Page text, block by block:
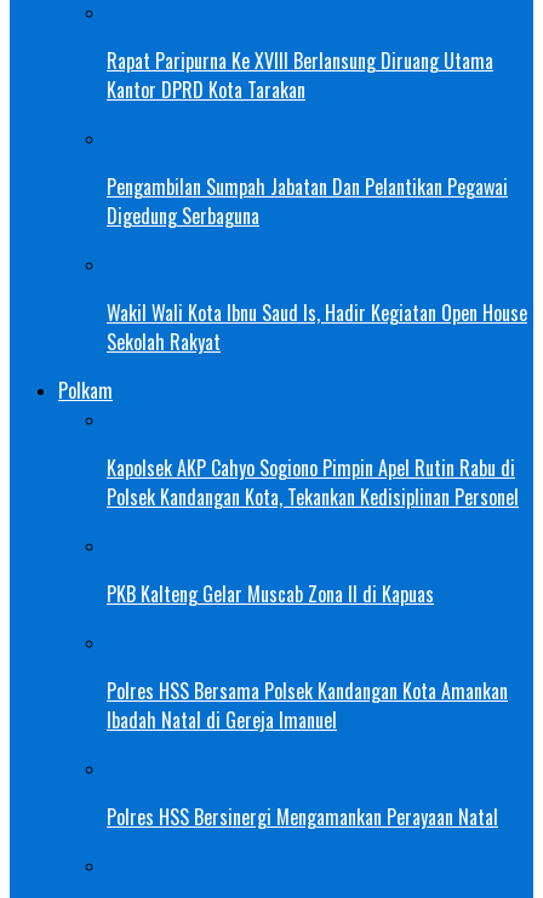
Rapat Paripurna Ke XVIII Berlansung Diruang Utama
Kantor DPRD Kota Tarakan
Pengambilan Sumpah Jabatan Dan Pelantikan Pegawai
Digedung Serbaguna
Wakil Wali Kota Ibnu Saud Is, Hadir Kegiatan Open House
Sekolah Rakyat
Polkam
Kapolsek AKP Cahyo Sogiono Pimpin Apel Rutin Rabu di
Polsek Kandangan Kota, Tekankan Kedisiplinan Personel
PKB Kalteng Gelar Muscab Zona II di Kapuas
Polres HSS Bersama Polsek Kandangan Kota Amankan
Ibadah Natal di Gereja Imanuel
Polres HSS Bersinergi Mengamankan Perayaan Natal